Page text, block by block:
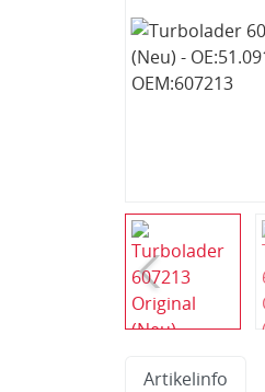
Artikelinfo